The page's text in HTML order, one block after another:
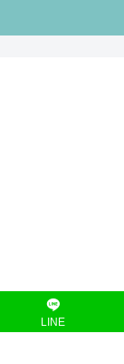
LINE